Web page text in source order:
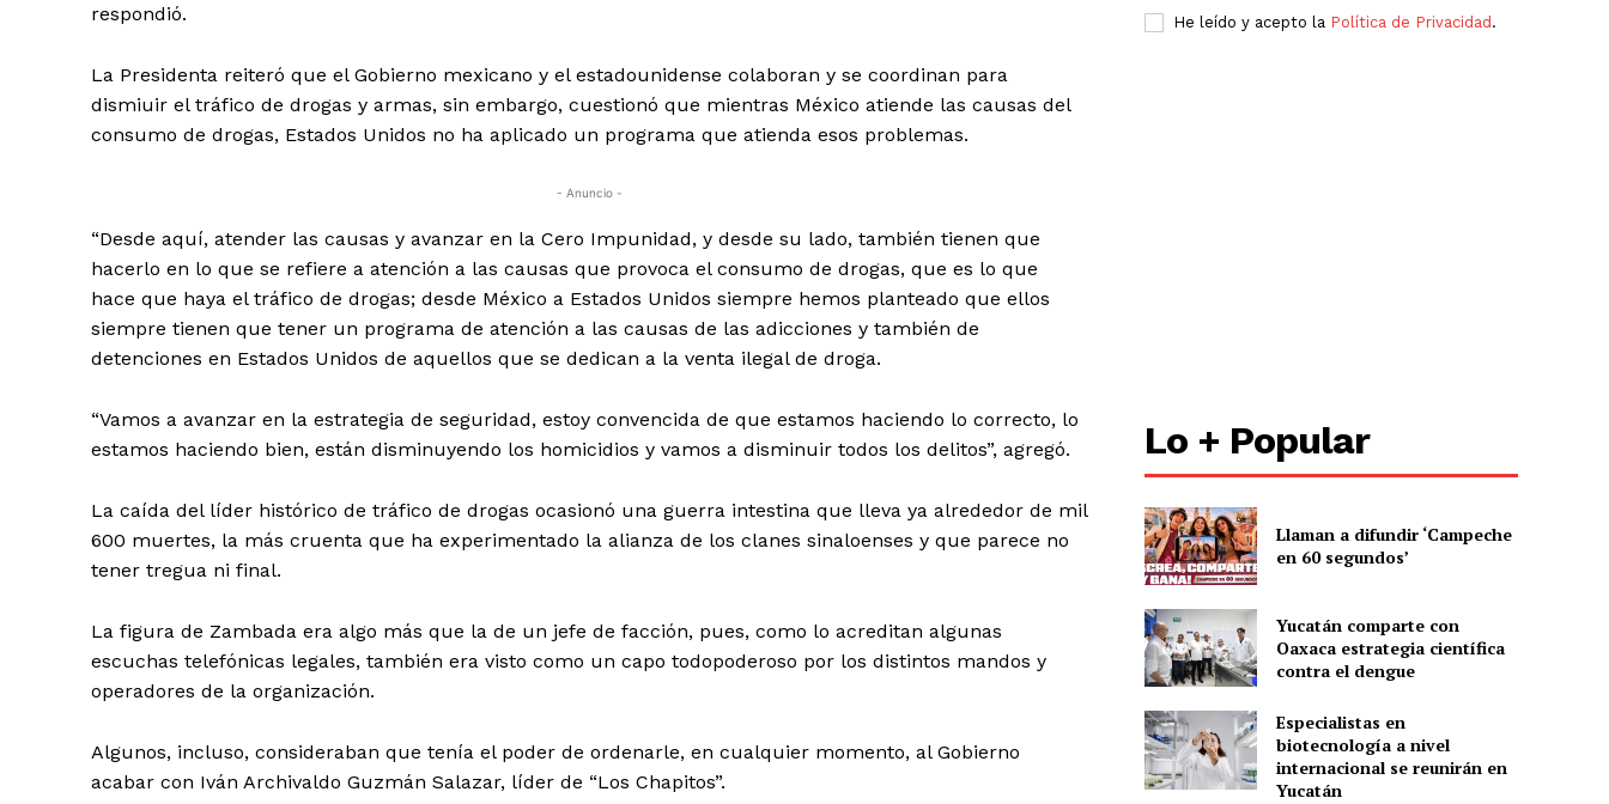
respondió.
La Presidenta reiteró que el Gobierno mexicano y el estadounidense colaboran y se coordinan para
dismiuir el tráfico de drogas y armas, sin embargo, cuestionó que mientras México atiende las causas del
consumo de drogas, Estados Unidos no ha aplicado un programa que atienda esos problemas.
- Anuncio -
“Desde aquí, atender las causas y avanzar en la Cero Impunidad, y desde su lado, también tienen que
hacerlo en lo que se refiere a atención a las causas que provoca el consumo de drogas, que es lo que
hace que haya el tráfico de drogas; desde México a Estados Unidos siempre hemos planteado que ellos
siempre tienen que tener un programa de atención a las causas de las adicciones y también de
detenciones en Estados Unidos de aquellos que se dedican a la venta ilegal de droga.
“Vamos a avanzar en la estrategia de seguridad, estoy convencida de que estamos haciendo lo correcto, lo
estamos haciendo bien, están disminuyendo los homicidios y vamos a disminuir todos los delitos”, agregó.
La caída del líder histórico de tráfico de drogas ocasionó una guerra intestina que lleva ya alrededor de mil
600 muertes, la más cruenta que ha experimentado la alianza de los clanes sinaloenses y que parece no
tener tregua ni final.
La figura de Zambada era algo más que la de un jefe de facción, pues, como lo acreditan algunas
escuchas telefónicas legales, también era visto como un capo todopoderoso por los distintos mandos y
operadores de la organización.
Algunos, incluso, consideraban que tenía el poder de ordenarle, en cualquier momento, al Gobierno
acabar con Iván Archivaldo Guzmán Salazar, líder de “Los Chapitos”.
He leído y acepto la Política de Privacidad.
Lo + Popular
Llaman a difundir ‘Campeche
en 60 segundos’
Yucatán comparte con
Oaxaca estrategia científica
contra el dengue
Especialistas en
biotecnología a nivel
internacional se reunirán en
Yucatán